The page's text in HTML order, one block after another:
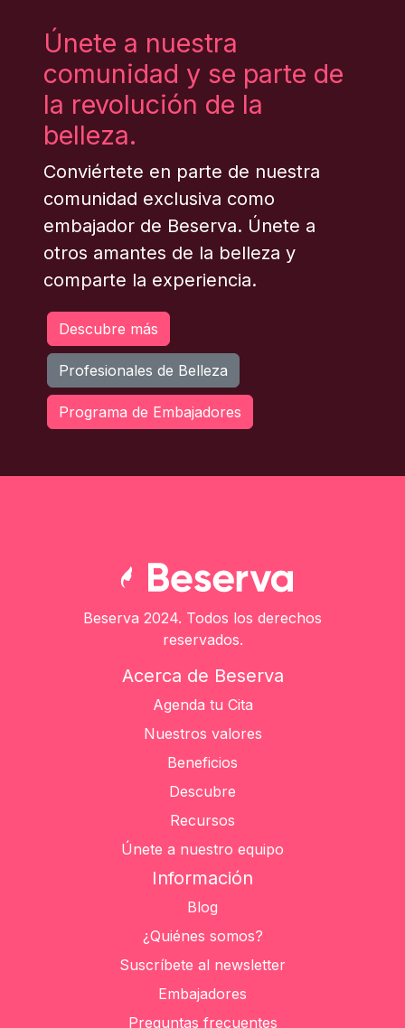
Únete a nuestra
comunidad y se parte de
la revolución de la
belleza.
Conviértete en parte de nuestra
comunidad exclusiva como
embajador de Beserva. Únete a
otros amantes de la belleza y
comparte la experiencia.
Descubre más
Profesionales de Belleza
Programa de Embajadores
Beserva 2024. Todos los derechos
reservados.
Acerca de Beserva
Agenda tu Cita
Nuestros valores
Beneficios
Descubre
Recursos
Únete a nuestro equipo
Información
Blog
¿Quiénes somos?
Suscríbete al newsletter
Embajadores
Preguntas frecuentes